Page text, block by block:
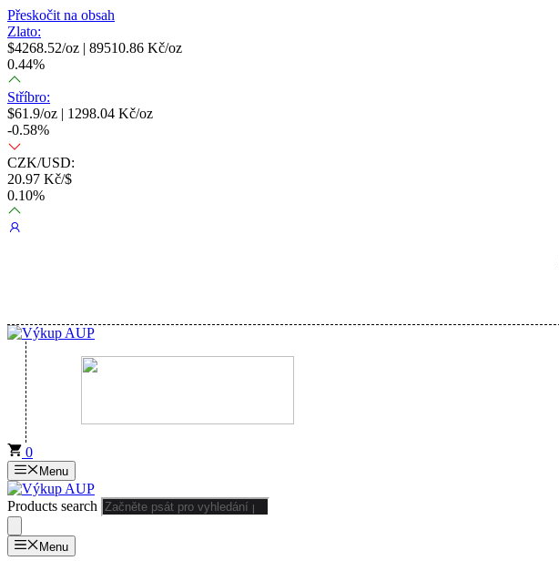
Přeskočit na obsah
Zlato:
$4268.52/oz | 89510.86 Kč/oz
0.44%
Stříbro:
$61.9/oz | 1298.04 Kč/oz
-0.58%
CZK/USD:
20.97 Kč/$
0.10%
0
Menu
Products search
Menu